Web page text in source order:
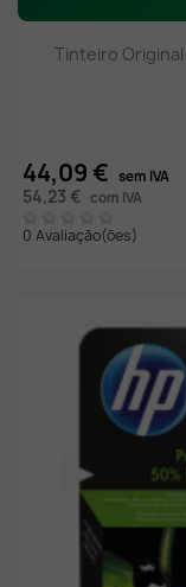
Tinteiro Original
44,09 € sem IVA
54,23 € com IVA
0 Avaliação(ões)